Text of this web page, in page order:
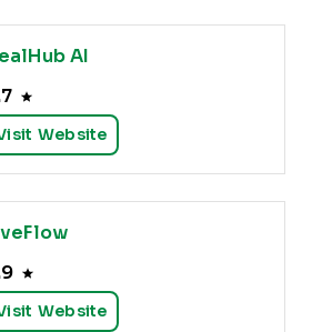
AI
Website
Website